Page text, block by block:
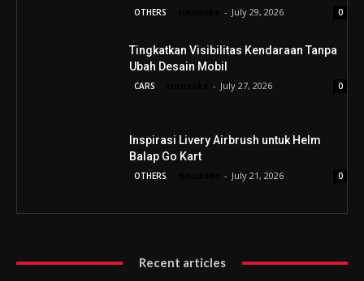
OTHERS - July 29, 2026 0
Tingkatkan Visibilitas Kendaraan Tanpa
Ubah Desain Mobil
CARS - July 27, 2026 0
Inspirasi Livery Airbrush untuk Helm
Balap Go Kart
OTHERS - July 21, 2026 0
Recent articles